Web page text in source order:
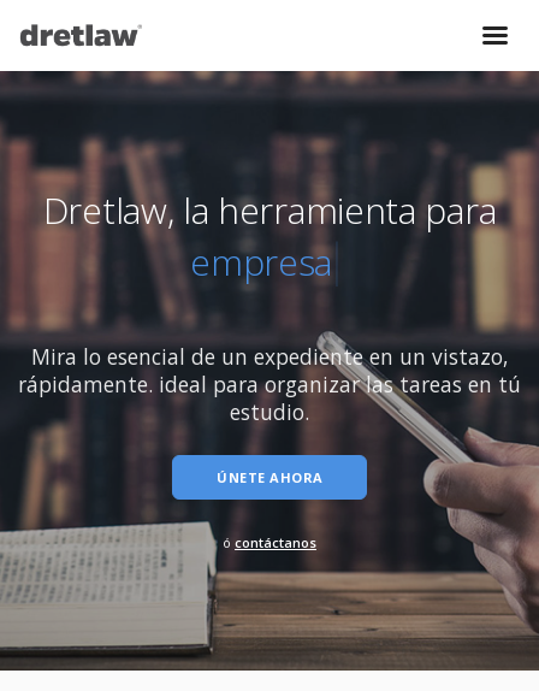
Dretlaw, la herramienta para
empresa
Mira lo esencial de un expediente en un vistazo,
rápidamente. ideal para organizar las tareas en tú
estudio.
ÚNETE AHORA
ó contáctanos
Twitteanos #dretlaw
0810 268 3738
Centrarte en lo más importante
Con DRETLAW ve lo esencial de un expediente en un
vistazo, rápidamente.-